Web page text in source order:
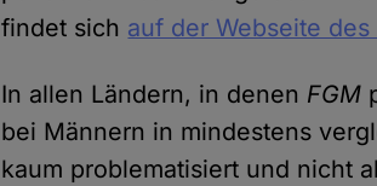
findet sich auf der Webseite
In allen Ländern, in denen FGM
bei Männern in mindestens
kaum problematisiert und nicht